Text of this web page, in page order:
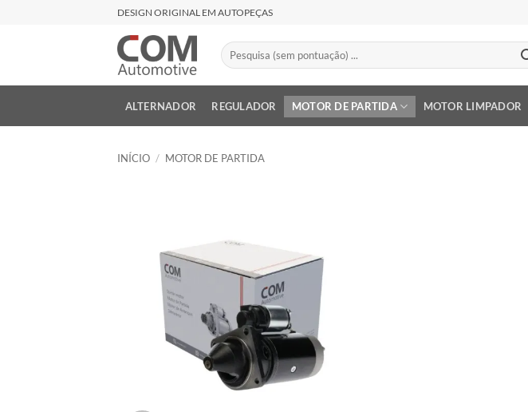
DESIGN ORIGINAL EM AUTOPEÇAS
Pesquisar
por:
ALTERNADOR REGULADOR MOTOR DE PARTIDA MOTOR LIMPADOR
INÍCIO / MOTOR DE PARTIDA